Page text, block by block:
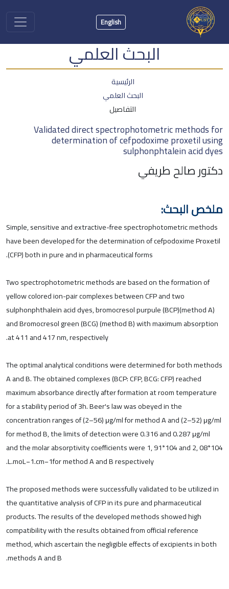
English
البحث العلمي
الرئيسية
البحث العلمي
التفاصيل
Validated direct spectrophotometric methods for
determination of cefpodoxime proxetil using
sulphonphtalein acid dyes
دكتور صالح طريفي
ملخص البحث:
Simple, sensitive and extractive-free spectrophotometric methods
have been developed for the determination of cefpodoxime Proxetil
(CFP) both in pure and in pharmaceutical forms.
Two spectrophotometric methods are based on the formation of
yellow colored ion-pair complexes between CFP and two
sulphonphthalein acid dyes, bromocresol purpule (BCP)(method A)
and Bromocresol green (BCG) (method B) with maximum absorption
at 411 and 417 nm, respectively.
The optimal analytical conditions were determined for both methods
A and B. The obtained complexes (BCP: CFP, BCG: CFP) reached
maximum absorbance directly after formation at room temperature
for a stability period of 3h. Beer's law was obeyed in the
concentration ranges of (2–56) μg/ml for method A and (2–52) μg/ml
for method B, the limits of detection were 0.316 and 0.287 μg/ml
and the molar absorptivity coefficients were 1, 91*104 and 2, 08*104
L.moL−1.cm−1for method A and B respectively.
The proposed methods were successfully validated to be utilized in
the quantitative analysis of CFP in its pure and pharmaceutical
products. The results of the developed methods showed high
compatibility with the results obtained from official reference
method, which ascertain the negligible effects of excipients in both
methods A and B.